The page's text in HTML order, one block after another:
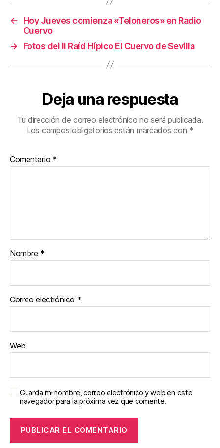
←
Hoy Jueves comienza «Teloneros» en Radio
Cuervo
→
Fotos del II Raíd Hípico El Cuervo de Sevilla
Deja una respuesta
Tu dirección de correo electrónico no será publicada.
Los campos obligatorios están marcados con *
Comentario *
Nombre *
Correo electrónico *
Web
Guarda mi nombre, correo electrónico y web en este
navegador para la próxima vez que comente.